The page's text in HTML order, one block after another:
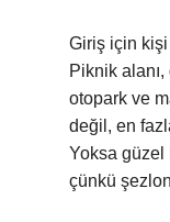
Giriş için kişi
Piknik
otopark ve
değil, en
Yoksa güzel
çünkü